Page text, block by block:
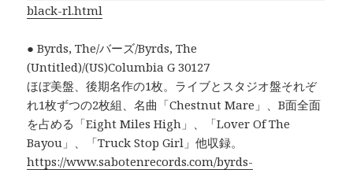
black-rl.html
● Byrds, The/バーズ/Byrds, The
(Untitled)/(US)Columbia G 30127
ほぼ美盤、後期名作の1枚。ライブとスタジオ盤それぞ
れ1枚ずつの2枚組、名曲「Chestnut Mare」、B面全面
を占める「Eight Miles High」、「Lover Of The
Bayou」、「Truck Stop Girl」他収録。
https://www.sabotenrecords.com/byrds-